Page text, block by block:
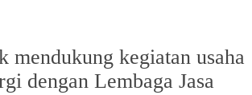
mendukung kegiatan usaha
dengan Lembaga Jasa